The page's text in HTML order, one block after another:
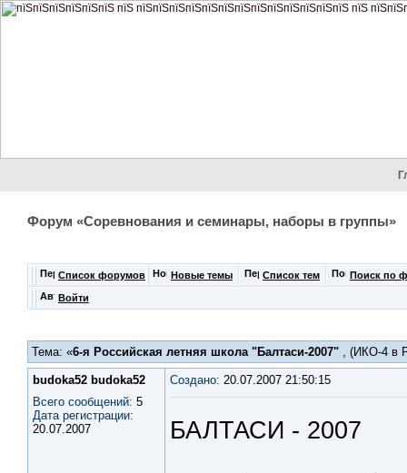
Форум «Соревнования и семинары, наборы в группы»
Список форумов Новые темы Список тем Поиск по
Войти
Тема: «6-я Российская летняя школа "Балтаси-2007" , (ИКО-4 в
budoka52 budoka52
Всего сообщений: 5
Дата регистрации:
20.07.2007
Создано: 20.07.2007 21:50:15
БАЛТАСИ - 2007